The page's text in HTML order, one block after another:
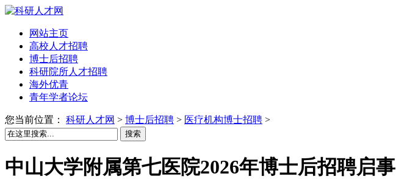
网站主页
高校人才招聘
博士后招聘
科研院所人才招聘
海外优青
青年学者论坛
您当前位置： 科研人才网 > 博士后招聘 > 医疗机构博士招聘 >
搜索
中山大学附属第七医院2026年博士后招聘启事